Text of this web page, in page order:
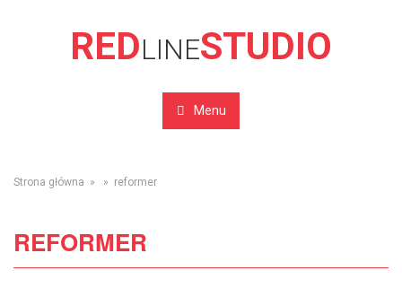
REDLINESTUDIO
Menu
Strona główna » » reformer
REFORMER